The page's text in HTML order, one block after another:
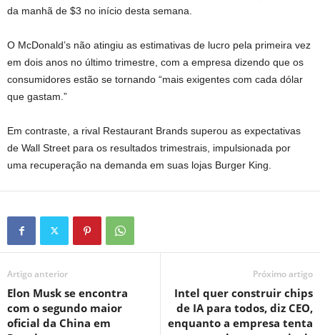
da manhã de $3 no início desta semana.
O McDonald’s não atingiu as estimativas de lucro pela primeira vez
em dois anos no último trimestre, com a empresa dizendo que os
consumidores estão se tornando “mais exigentes com cada dólar
que gastam.”
Em contraste, a rival Restaurant Brands superou as expectativas
de Wall Street para os resultados trimestrais, impulsionada por
uma recuperação na demanda em suas lojas Burger King.
Artigo anterior
Elon Musk se encontra
com o segundo maior
oficial da China em
Próximo artigo
Intel quer construir chips
de IA para todos, diz CEO,
enquanto a empresa tenta